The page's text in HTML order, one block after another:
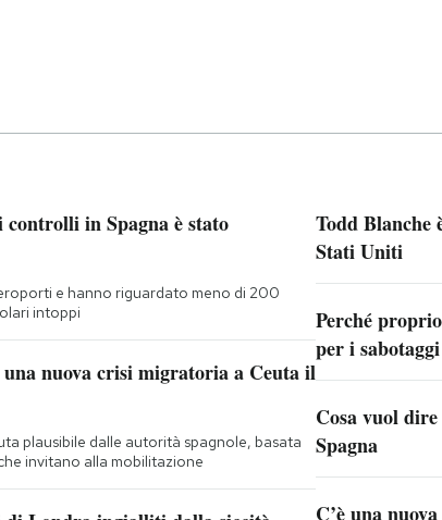
in Spagna è stato
e hanno riguardato meno di 200
intoppi
nuova crisi migratoria a Ceuta il
plausibile dalle autorità spagnole, basata
invitano alla mobilitazione
Todd Blanche
Stati Uniti
Perché
per i sabotaggi
Cosa vuol
Spagna
C’è una